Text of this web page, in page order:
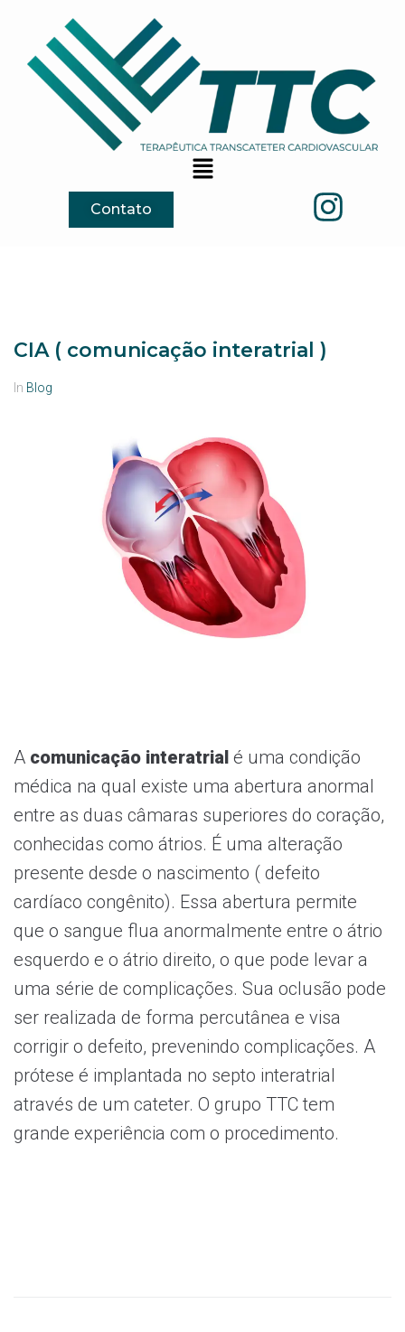
Contato
CIA ( comunicação interatrial )
In Blog
A comunicação interatrial é uma condição
médica na qual existe uma abertura anormal
entre as duas câmaras superiores do coração,
conhecidas como átrios. É uma alteração
presente desde o nascimento ( defeito
cardíaco congênito). Essa abertura permite
que o sangue flua anormalmente entre o átrio
esquerdo e o átrio direito, o que pode levar a
uma série de complicações. Sua oclusão pode
ser realizada de forma percutânea e visa
corrigir o defeito, prevenindo complicações. A
prótese é implantada no septo interatrial
através de um cateter. O grupo TTC tem
grande experiência com o procedimento.